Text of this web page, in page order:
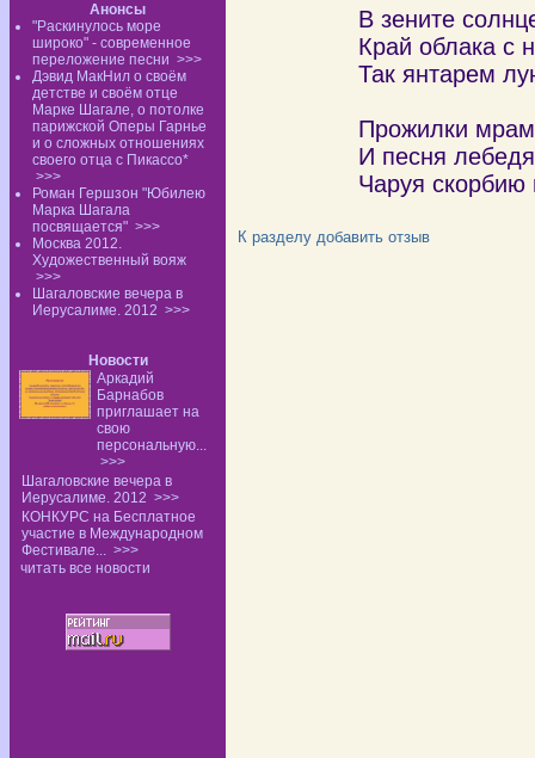
Анонсы
"Раскинулось море
широко" - современное
переложение песни >>>
Дэвид МакНил о своём
детстве и своём отце
Марке Шагале, о потолке
парижской Оперы Гарнье
и о сложных отношениях
своего отца с Пикассо*
>>>
Роман Гершзон "Юбилею
Марка Шагала
посвящается" >>>
Москва 2012.
Художественный вояж
>>>
Шагаловские вечера в
Иерусалиме. 2012 >>>
Новости
Аркадий
Барнабов
приглашает на
свою
персональную...
>>>
Шагаловские вечера в
Иерусалиме. 2012 >>>
КОНКУРС на Бесплатное
участие в Международном
Фестивале... >>>
читать все новости
В зените
Край облака с
Так янтарем
Прожилки
И песня
Чаруя
К разделу добавить отзыв